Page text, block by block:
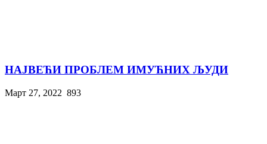
НАЈВЕЋИ ПРОБЛЕМ ИМУЋНИХ ЉУДИ
Март 27, 2022 893